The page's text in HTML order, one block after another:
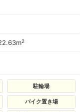
2
駐輪場
バイク置き場